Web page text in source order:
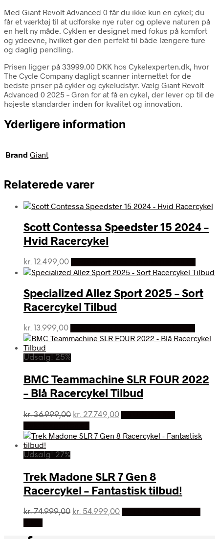
Med Giant Revolt Advanced 0 får du ikke kun en cykel; du
får et værktøj til at udforske nye ruter og opleve naturen på
en helt ny måde. Cyklen er designet med fokus på komfort
og ydeevne, hvilket gør den perfekt til både længere ture
og daglig pendling.
Prisen ligger på 33999.00 DKK hos Cykelexperten.dk, hvor
The Cycle Company dagligt scanner internettet for de
bedste priser på cykler og cykeludstyr. Vælg Giant Revolt
Advanced 0 2025 – Grøn for at få en cykel, der lever op til de
højeste standarder inden for kvalitet og innovation.
Yderligere information
Brand Giant
Relaterede varer
Scott Contessa Speedster 15 2024 –
Hvid Racercykel
kr. 12.499,00
Specialized Allez Sport 2025 – Sort
Racercykel Tilbud
kr. 13.999,00
Udsalg! 25%
BMC Teammachine SLR FOUR 2022
– Blå Racercykel Tilbud
kr.36.999,00 Den
oprindelige
pris
kr. 27.749,00Den
pris
Udsalg! 27%
Trek Madone SLR 7 Gen 8
Racercykel – Fantastisk tilbud!
kr.74.999,00 Den
kr. 54.999,00Den